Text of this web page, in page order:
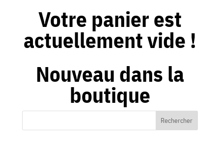
Votre panier est
actuellement vide !
Nouveau dans la
boutique